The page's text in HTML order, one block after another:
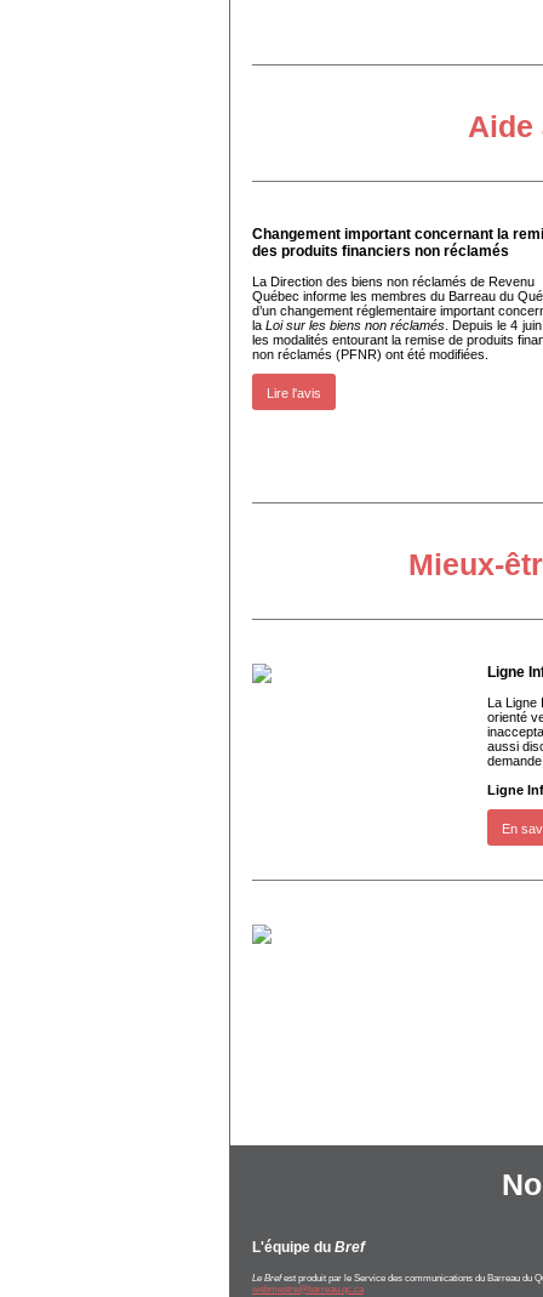
Aide
Changement important concernant la
des produits financiers non réclamés
La Direction des biens non réclamés de Revenu
Québec informe les membres du Barreau du
d’un changement réglementaire important
la Loi sur les biens non réclamés . Depuis le 4
les modalités entourant la remise de produits
non réclamés (PFNR) ont été modifiées.
Lire l'avis
Mieux-
Ligne
La Ligne
orienté
aussi
Ligne
En
L'équipe du Bref
Le Brefest produit par le Service des communications du Barreau du
webmestre@barreau.qc.ca